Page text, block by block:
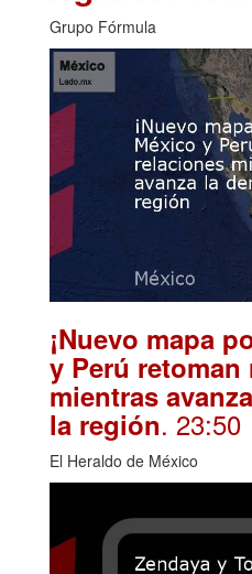
Grupo Fórmula
¡Nuevo mapa
y Perú
mientras
la región. 23:50
El Heraldo de México